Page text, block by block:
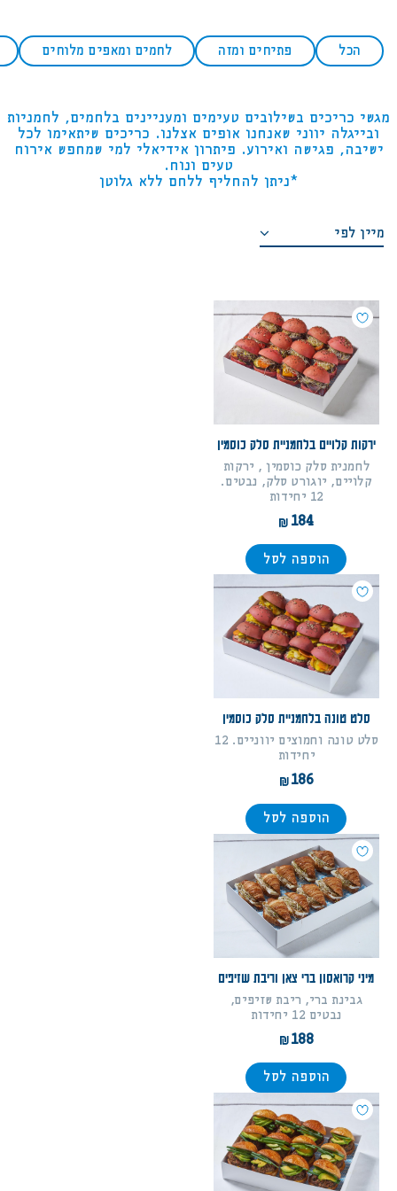
הכל פתיחים ומזה לחמים ומאפים מלוחים
מגשי כריכים בשילובים טעימים ומעניינים בלחמים, לחמניות
ובייגלה יווני שאנחנו אופים אצלנו. כריכים שיתאימו לכל
ישיבה, פגישה ואירוע. פיתרון אידיאלי למי שמחפש אירוח
טעים ונוח.
*ניתן להחליף ללחם ללא גלוטן
מיין לפי
מחיר מגבוה לנמוך
מחיר מנמוך לגבוה
סדר א-ב יורד
סדר א-ב עולה
ירקות קלויים בלחמניית סלק כוסמין
לחמנית סלק כוסמין , ירקות
קלויים, יוגורט סלק, נבטים.
12 יחידות
184
הוספה לסל
סלט טונה בלחמניית סלק כוסמין
סלט טונה וחמוצים יווניים. 12
יחידות
186
הוספה לסל
מיני קרואסון ברי צאן וריבת שזיפים
גבינת ברי, ריבת שזיפים,
נבטים 12 יחידות
188
הוספה לסל